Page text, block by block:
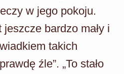
w jego pokoju.
jeszcze bardzo mały i
takich
źle”. „To stało